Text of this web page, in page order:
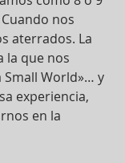
nos
aterrados. La
la que nos
Small World»… y
experiencia,
en la